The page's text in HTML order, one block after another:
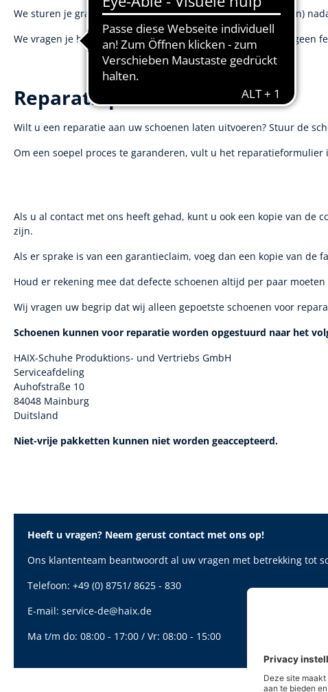
We sturen je graag een schriftelijke offerte (inclusief de kosten)
We vragen je begrip voor het feit dat schoenen waarvoor we geen
Reparatieproces?
Wilt u een reparatie aan uw schoenen laten uitvoeren? Stuur de
Om een soepel proces te garanderen, vult u het
Als u al contact met ons heeft gehad, kunt u ook een kopie van
zijn.
Als er sprake is van een garantieclaim, voeg dan een kopie van de
Houd er rekening mee dat defecte schoenen altijd per paar
Wij vragen uw begrip dat wij alleen gepoetste schoenen voor
Schoenen kunnen voor reparatie worden opgestuurd naar het
HAIX-Schuhe Produktions- und Vertriebs GmbH
Serviceafdeling
Auhofstraße 10
84048 Mainburg
Duitsland
Niet-vrije pakketten kunnen niet worden geaccepteerd.
Heeft u vragen? Neem gerust contact met ons op!
Ons klantenteam beantwoordt al uw vragen met betrekking tot
Telefoon: +49 (0) 8751/ 8625 - 830
E-mail: service-de@haix.de
Ma t/m do: 08:00 - 17:00 / Vr: 08:00 - 15:00